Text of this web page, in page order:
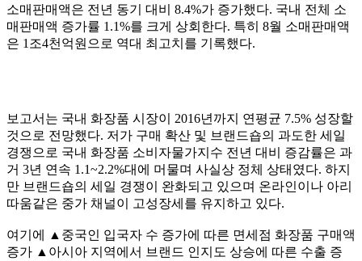
소매판매액은 전년 동기 대비 8.4%가 증가했다. 국내 전체 소
매판매액 증가률 1.1%를 크게 상회한다. 특히 8월 소매판매액
은 1조4천억원으로 역대 최고치를 기록했다.
보고서는 국내 화장품 시장이 2016년까지 연평균 7.5% 성장할
것으로 전망했다. 저가 구매 확산 및 브랜드숍의 과도한 세일
경쟁으로 국내 화장품 소비자물가지수 전년 대비 증감률은 과
거 3년 연속 1.1~2.2%대에 머물며 사실상 정체 상태였다. 하지
만 브랜드숍의 세일 경쟁이 완화되고 있으며 온라인이나 아리
따움같은 중가 채널이 고성장세를 유지하고 있다.
여기에 ▲중국인 입국자 수 증가에 따른 면세점 화장품 구매액
증가 ▲아시아 지역에서 브랜드 인지도 상승에 따른 수출 증